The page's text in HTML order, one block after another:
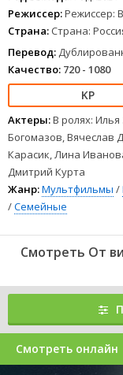
Режиссер:Режиссер:
Страна: Страна:
Перевод:
Качество: 720 - 1080
Актеры:В ролях:
Богомазов, Вячеслав
Карасик, Лина
Дмитрий Курта
Жанр:Мультфильмы /
/Семейные
Смотреть От
Смотреть онлайн